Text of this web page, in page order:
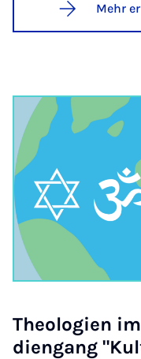
Mehr
Theo­lo­gi­en
dien­gang